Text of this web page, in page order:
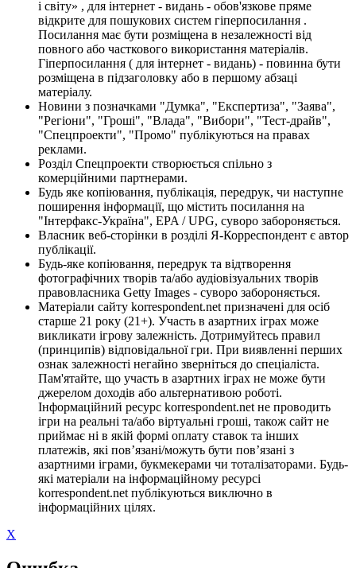
і світу» , для інтернет - видань - обов'язкове пряме
відкрите для пошукових систем гіперпосилання .
Посилання має бути розміщена в незалежності від
повного або часткового використання матеріалів.
Гіперпосилання ( для інтернет - видань) - повинна бути
розміщена в підзаголовку або в першому абзаці
матеріалу.
Новини з позначками "Думка", "Експертиза", "Заява",
"Регіони", "Гроші", "Влада", "Вибори", "Тест-драйв",
"Спецпроекти", "Промо" публікуються на правах
реклами.
Розділ Спецпроекти створюється спільно з
комерційними партнерами.
Будь яке копіювання, публікація, передрук, чи наступне
поширення інформації, що містить посилання на
"Інтерфакс-Україна", EPA / UPG, суворо забороняється.
Власник веб-сторінки в розділі Я-Корреспондент є автор
публікації.
Будь-яке копіювання, передрук та відтворення
фотографічних творів та/або аудіовізуальних творів
правовласника Getty Images - суворо забороняється.
Матеріали сайту korrespondent.net призначені для осіб
старше 21 року (21+). Участь в азартних іграх може
викликати ігрову залежність. Дотримуйтесь правил
(принципів) відповідальної гри. При виявленні перших
ознак залежності негайно зверніться до спеціаліста.
Пам'ятайте, що участь в азартних іграх не може бути
джерелом доходів або альтернативою роботі.
Інформаційний ресурс korrespondent.net не проводить
ігри на реальні та/або віртуальні гроші, також сайт не
приймає ні в якій формі оплату ставок та інших
платежів, які пов’язані/можуть бути пов’язані з
азартними іграми, букмекерами чи тоталізаторами. Будь-
які матеріали на інформаційному ресурсі
korrespondent.net публікуються виключно в
інформаційних цілях.
X